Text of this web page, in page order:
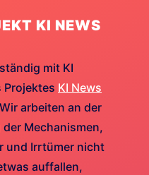
KI NEWS
mit KI
Projektes KI News
arbeiten an der
Mechanismen,
und Irrtümer nicht
auffallen,